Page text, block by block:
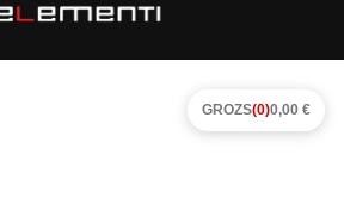
GROZS(0)0,00 €